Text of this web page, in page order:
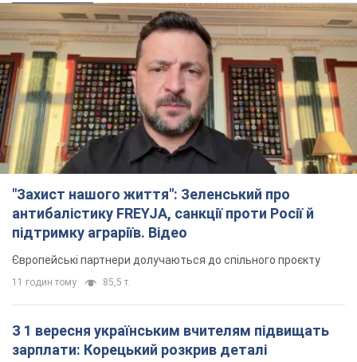
"Захист нашого життя": Зеленський про
антибалістику FREYJA, санкції проти Росії й
підтримку аграріїв. Відео
Європейські партнери долучаються до спільного проєкту
11 годин тому 85,5 т.
З 1 вересня українським вчителям підвищать
зарплати: Корецький розкрив деталі